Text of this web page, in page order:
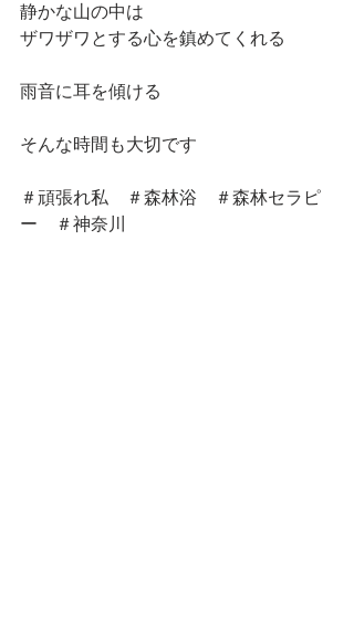
静かな山の中は
ザワザワとする心を鎮めてくれる
雨音に耳を傾ける
そんな時間も大切です
＃頑張れ私　＃森林浴　＃森林セラピ
ー　＃神奈川